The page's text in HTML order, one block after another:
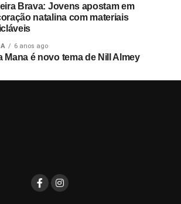
Brava: Jovens apostam em
natalina com materiais
6 anos ago
Mana é novo tema de Nill Almey